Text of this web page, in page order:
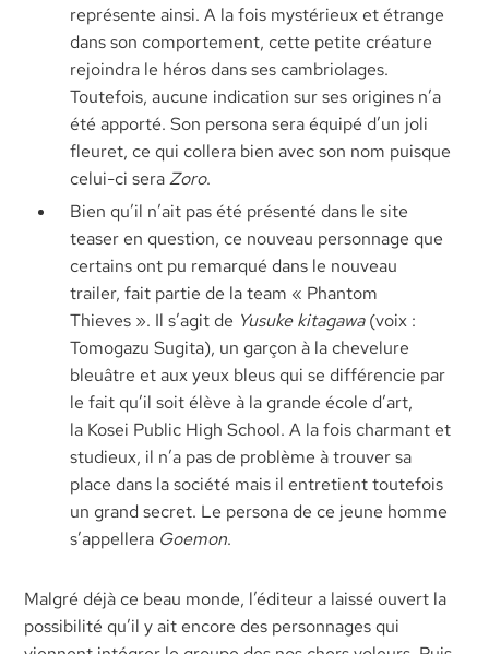
représente ainsi. A la fois mystérieux et étrange
dans son comportement, cette petite créature
rejoindra le héros dans ses cambriolages.
Toutefois, aucune indication sur ses origines n’a
été apporté. Son persona sera équipé d’un joli
fleuret, ce qui collera bien avec son nom puisque
celui-ci seraZoro.
Bien qu’il n’ait pas été présenté dans le site
teaser en question, ce nouveau personnage que
certains ont pu remarqué dans le nouveau
trailer, fait partie de la team « Phantom
Thieves ». Il s’agit de Yusuke kitagawa(voix :
Tomogazu Sugita), un garçon à la chevelure
bleuâtre et aux yeux bleus qui se différencie par
le fait qu’il soit élève à la grande école d’art,
la Kosei Public High School. A la fois charmant et
studieux, il n’a pas de problème à trouver sa
place dans la société mais il entretient toutefois
un grand secret. Le persona de ce jeune homme
s’appellera Goemon.
Malgré déjà ce beau monde, l’éditeur a laissé ouvert la
possibilité qu’il y ait encore des personnages qui